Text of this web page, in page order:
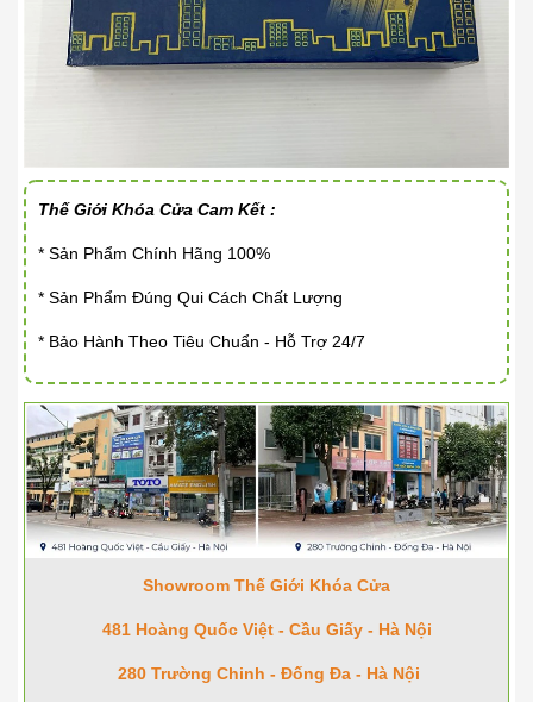
Thế Giới Khóa Cửa Cam Kết :
* Sản Phẩm Chính Hãng 100%
* Sản Phẩm Đúng Qui Cách Chất Lượng
* Bảo Hành Theo Tiêu Chuẩn - Hỗ Trợ 24/7
Showroom Thế Giới Khóa Cửa
481 Hoàng Quốc Việt - Cầu Giấy - Hà Nội
280 Trường Chinh - Đống Đa - Hà Nội